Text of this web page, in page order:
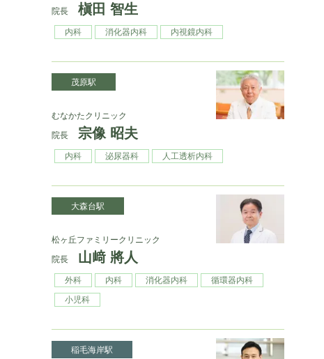
院長
槇田 智生
内科 消化器内科 内視鏡内科
茂原駅
むなかたクリニック
院長
宗像 昭夫
内科 泌尿器科 人工透析内科
大森台駅
松ヶ丘ファミリークリニック
院長
山﨑 將人
外科 内科 消化器内科
循環器内科
小児科
稲毛海岸駅